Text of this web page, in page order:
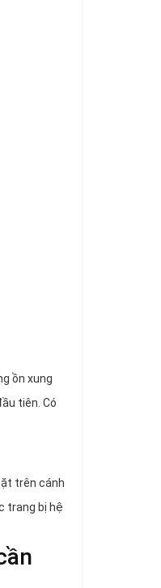
ồn xung
tiên. Có
trên cánh
trang bị hệ